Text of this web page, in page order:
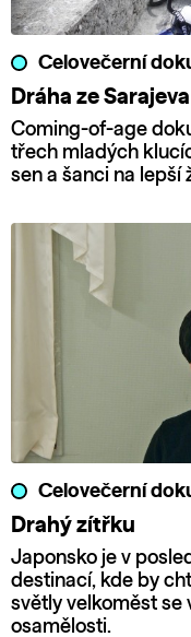
Celovečerní
Dráha ze Sarajeva
Coming-of-age
třech mladých
sen a šanci na lepší
Celovečerní
Drahý zítřku
Japonsko je v
destinací, kde by
světly velkoměst se
osamělosti.